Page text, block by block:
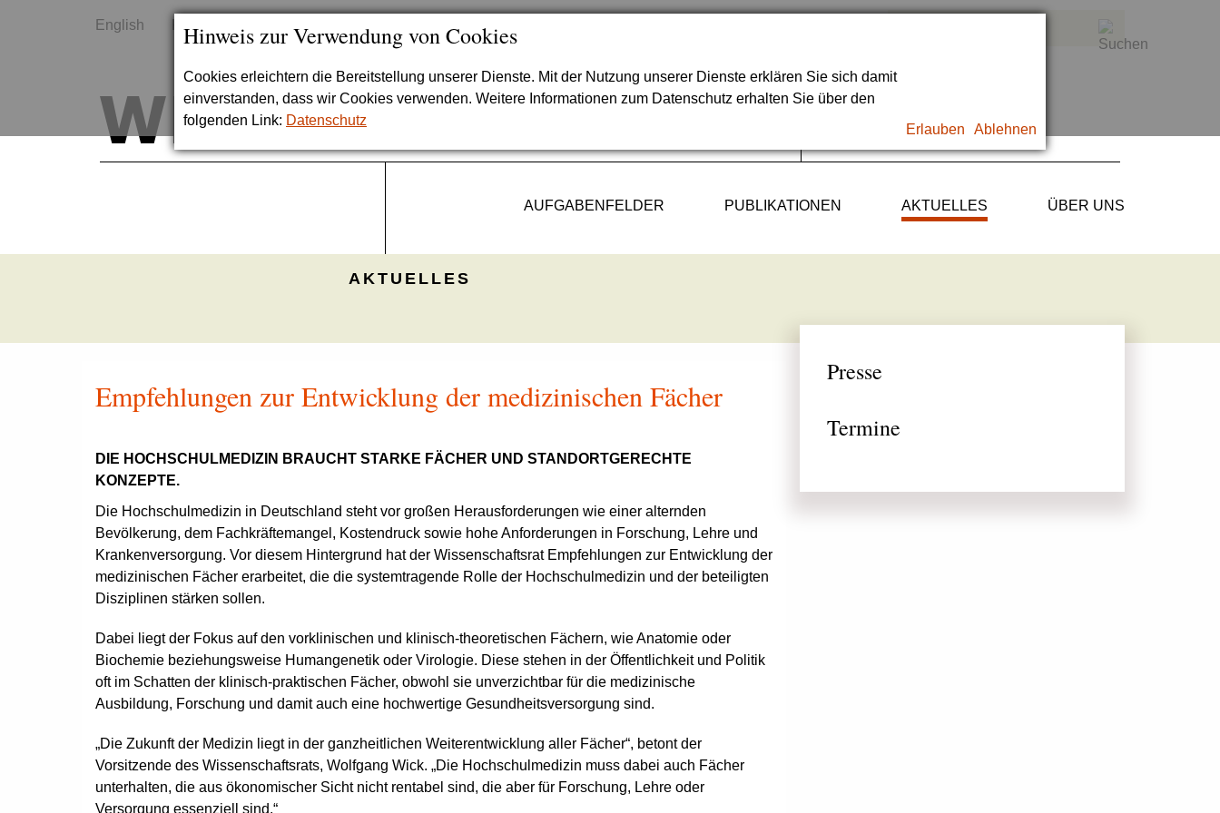
Hinweis zur Verwendung von Cookies
Cookies erleichtern die Bereitstellung unserer Dienste. Mit der Nutzung unserer Dienste erklären Sie sich damit
einverstanden, dass wir Cookies verwenden. Weitere Informationen zum Datenschutz erhalten Sie über den
folgenden Link: Datenschutz
Erlauben Ablehnen
English
AUFGABENFELDER PUBLIKATIONEN AKTUELLES ÜBER UNS
AKTUELLES
Empfehlungen zur Entwicklung der medizinischen Fächer
DIE HOCHSCHULMEDIZIN BRAUCHT STARKE FÄCHER UND STANDORTGERECHTE
KONZEPTE.
Die Hochschulmedizin in Deutschland steht vor großen Herausforderungen wie einer alternden
Bevölkerung, dem Fachkräftemangel, Kostendruck sowie hohe Anforderungen in Forschung, Lehre und
Krankenversorgung. Vor diesem Hintergrund hat der Wissenschaftsrat Empfehlungen zur Entwicklung der
medizinischen Fächer erarbeitet, die die systemtragende Rolle der Hochschulmedizin und der beteiligten
Disziplinen stärken sollen.
Dabei liegt der Fokus auf den vorklinischen und klinisch-theoretischen Fächern, wie Anatomie oder
Biochemie beziehungsweise Humangenetik oder Virologie. Diese stehen in der Öffentlichkeit und Politik
oft im Schatten der klinisch-praktischen Fächer, obwohl sie unverzichtbar für die medizinische
Ausbildung, Forschung und damit auch eine hochwertige Gesundheitsversorgung sind.
„Die Zukunft der Medizin liegt in der ganzheitlichen Weiterentwicklung aller Fächer“, betont der
Vorsitzende des Wissenschaftsrats, Wolfgang Wick. „Die Hochschulmedizin muss dabei auch Fächer
unterhalten, die aus ökonomischer Sicht nicht rentabel sind, die aber für Forschung, Lehre oder
Versorgung essenziell sind.“
Presse
Termine